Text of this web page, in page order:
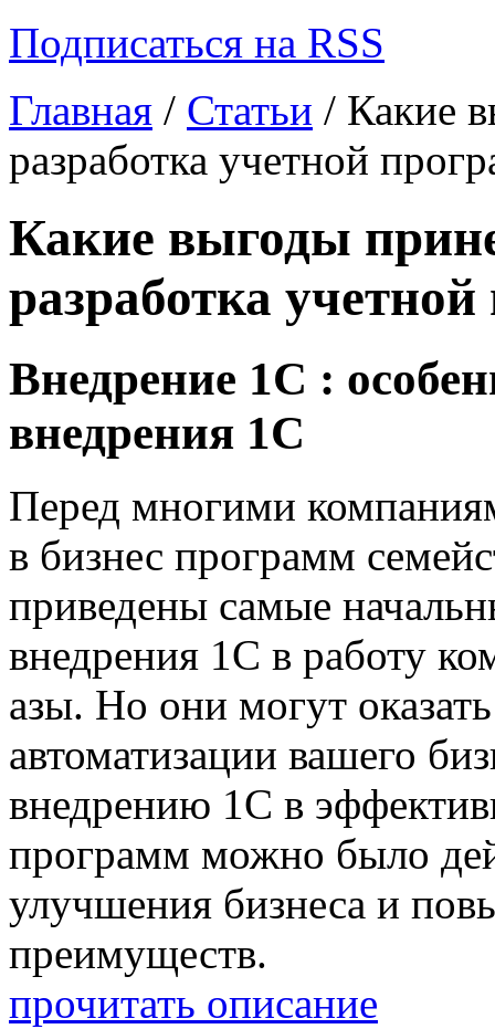
Подписаться на RSS
Главная / Статьи / Какие
разработка учетной
Какие выгоды
разработка
Внедрение 1С :
внедрения 1С
Перед многими
в бизнес программ
приведены самые
внедрения 1С в работу
азы. Но они могут
автоматизации вашего
внедрению 1С в
программ можно было
улучшения бизнеса и
преимуществ.
прочитать описание